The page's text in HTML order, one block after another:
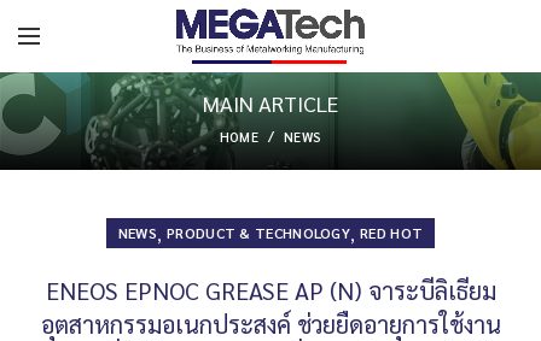
MAIN ARTICLE
HOME NEWS
NEWS,PRODUCT & TECHNOLOGY,RED HOT
ENEOS EPNOC GREASE AP (N) จาระบีลิเธียม
อุตสาหกรรมอเนกประสงค์ ช่วยยืดอายุการใช้งาน